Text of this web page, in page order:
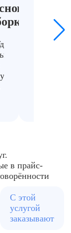
в прайс-
С этой
услугой
заказывают